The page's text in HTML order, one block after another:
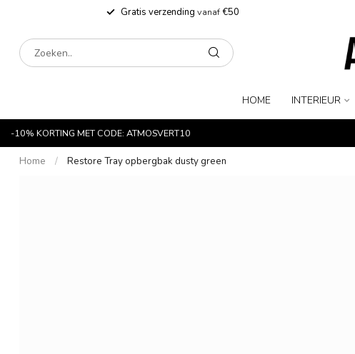
Gratis verzending vanaf€50
HOME INTERIEUR
-10% KORTING MET CODE: ATMOSVERT10
Home / Restore Tray opbergbak dusty green